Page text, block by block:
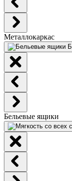
Металлокаркас
Бельевые ящики